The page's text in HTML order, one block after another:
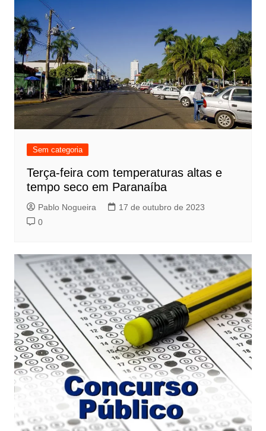
Sem categoria
Terça-feira com temperaturas altas e
tempo seco em Paranaíba
Pablo Nogueira
17 de outubro de 2023
0